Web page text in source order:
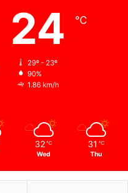
24 ℃
29º - 23º
90%
1.86 km/h
32 ℃
Wed
31 ℃
Thu